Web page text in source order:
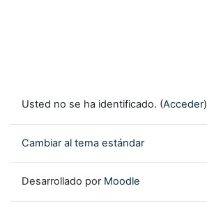
Usted no se ha identificado. (Acceder)
Cambiar al tema estándar
Desarrollado por Moodle